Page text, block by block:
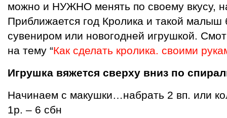
можно и НУЖНО менять по своему вкусу,
Приближается год Кролика и такой малыш
сувениром или новогодней игрушкой.
на тему “Как сделать кролика. своими
Игрушка вяжется сверху вниз по
Начинаем с макушки…набрать 2 вп. или
1р. – 6 сбн